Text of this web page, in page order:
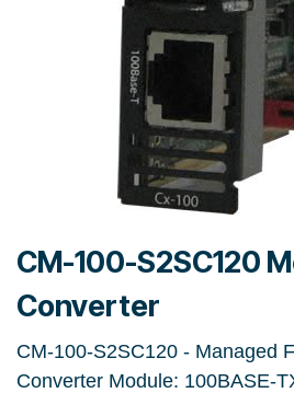
CM-100-S2SC120
Converter
CM-100-S2SC120 - Managed
Converter Module: 100BASE-